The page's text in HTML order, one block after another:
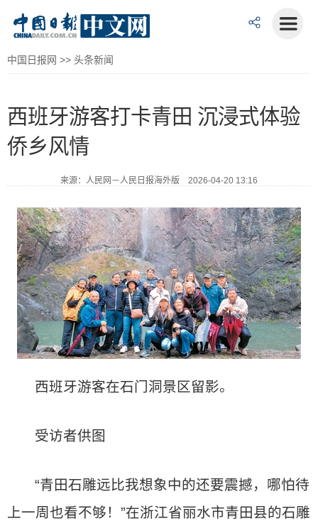
中国日报网 >> 头条新闻
西班牙游客打卡青田 沉浸式体验
侨乡风情
来源：人民网－人民日报海外版 2026-04-20 13:16
西班牙游客在石门洞景区留影。
受访者供图
“青田石雕远比我想象中的还要震撼，哪怕待
上一周也看不够！”在浙江省丽水市青田县的石雕